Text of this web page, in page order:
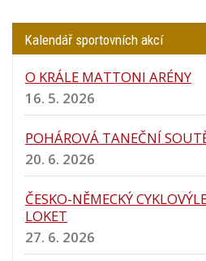
Kalendář sportovních akcí
O KRÁLE MATTONI ARÉNY
16. 5. 2026
POHÁROVÁ TANEČNÍ
20. 6. 2026
ČESKO-NĚMECKÝ
LOKET
27. 6. 2026